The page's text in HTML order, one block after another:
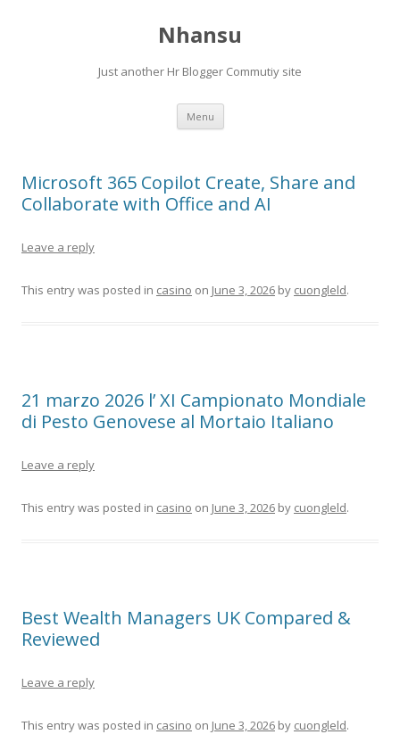
Nhansu
Just another Hr Blogger Commutiy site
Menu Skip to content
Microsoft 365 Copilot Create, Share and
Collaborate with Office and AI
Leave a reply
This entry was posted in casino on June 3, 2026 by cuongleld.
21 marzo 2026 l’ XI Campionato Mondiale
di Pesto Genovese al Mortaio Italiano
Leave a reply
This entry was posted in casino on June 3, 2026 by cuongleld.
Best Wealth Managers UK Compared &
Reviewed
Leave a reply
This entry was posted in casino on June 3, 2026 by cuongleld.